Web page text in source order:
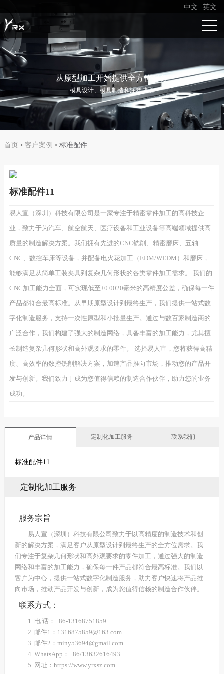
中文 英文
从原型加工开始提供全方位服务
模具设计、模具制造和注塑成型
首页 > 客户案例 > 标准配件
标准配件11
易人宣（深圳）科技有限公司是一家专注于精密零件加工的高科技企
业，致力于为汽车、航空航天、医疗设备和工业设备等高端领域提供高
质量的制造解决方案。我们拥有先进的CNC铣削、精密磨床、五轴
CNC、数控车床等设备，并配备电火花加工（EDM/WEDM）和磨床，
能够满足从简单工装夹具到复杂几何形状的各类零件加工需求。 我们的
CNC加工能力全面，可实现低至±0.0020毫米的高精度公差，确保每一件
产品都符合最高标准。从早期原型设计到最终生产，我们提供一站式数
字化制造服务，支持一次性原型和小批量生产。通过与数百家制造商的
广泛合作，我们构建了强大的制造网络，具备丰富的加工能力，尤其擅
长制造复杂几何形状和高外观要求的零件。 选择易人宣，您将获得高精
度、高效率的数控铣削解决方案，加速产品推向市场，推动您的产品开
发与创新。我们致力于成为您值得信赖的制造合作伙伴，助力您的业务
成功。
产品详情 定制化加工服务 联系我们
标准配件11
定制化加工服务
服务宗旨
易人宣（深圳）科技有限公司致力于以高精度的制造技术和创
新的解决方案，满足客户从原型设计到最终生产的全方位需求。我
们专注于复杂几何形状和高外观要求的零件加工，通过强大的制造
网络和丰富的加工能力，确保每一件产品都符合最高标准。我们以
客户为中心，提供一站式数字化制造服务，助力客户快速将产品推
向市场，推动产品开发与创新，成为您值得信赖的制造合作伙伴。
联系方式：
1. 电 话：+86-13168751859
2. 邮件1：1316875859@163.com
3. 邮件2：miny53694@gmail.com
4. WhatsApp：+86/13632616493
5. 网址：https://www.yrxsz.com